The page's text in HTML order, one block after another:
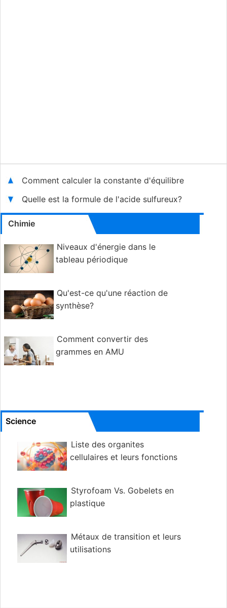
Comment calculer la constante d'équilibre
Quelle est la formule de l'acide sulfureux?
Chimie
Niveaux d'énergie dans le
tableau périodique
Qu'est-ce qu'une réaction de
synthèse?
Comment convertir des
grammes en AMU
Science
Liste des organites
cellulaires et leurs fonctions
Styrofoam Vs. Gobelets en
plastique
Métaux de transition et leurs
utilisations